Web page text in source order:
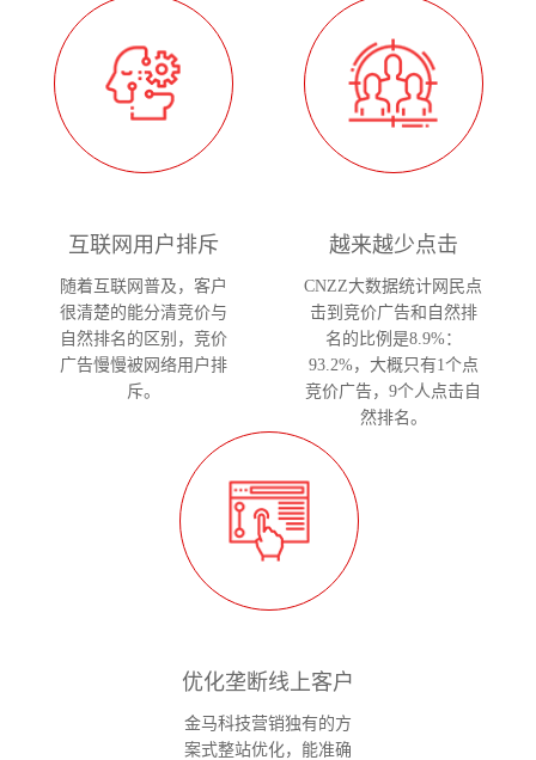
互联网用户排斥
随着互联网普及，客户
很清楚的能分清竞价与
自然排名的区别，竞价
广告慢慢被网络用户排
斥。
越来越少点击
CNZZ大数据统计网民点
击到竞价广告和自然排
名的比例是8.9%：
93.2%，大概只有1个点
竞价广告，9个人点击自
然排名。
优化垄断线上客户
金马科技营销独有的方
案式整站优化，能准确